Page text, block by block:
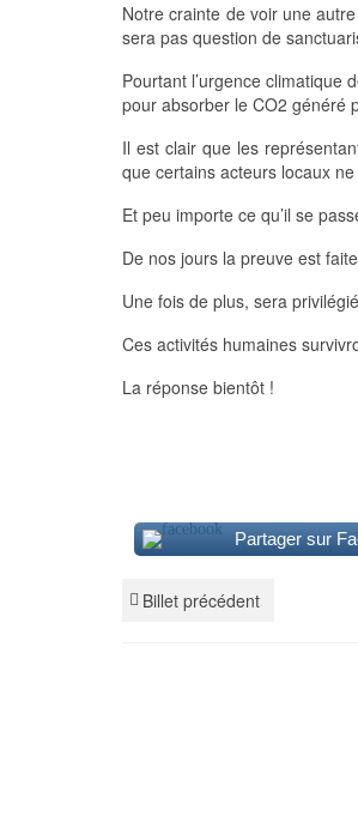
Notre crainte de voir une
sera pas question de
Pourtant l’urgence climatique
pour absorber le CO2 généré
Il est clair que les
que certains acteurs locaux
Et peu importe ce qu’il se
De nos jours la preuve est
Une fois de plus, sera
Ces activités humaines
La réponse bientôt !
Partager sur
Billet précédent